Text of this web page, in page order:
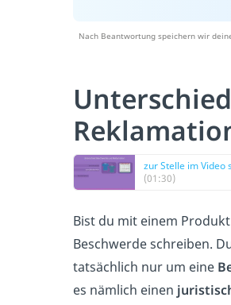
Nach Beantwortung speichern wir
zur Stelle im Video
(01:30)
Bist du mit einem
Beschwerde schreiben.
tatsächlich nur um eine
es nämlich einen